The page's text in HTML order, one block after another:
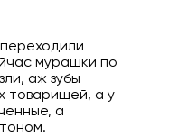
мурашки по
аж зубы
товарищей, а у
а